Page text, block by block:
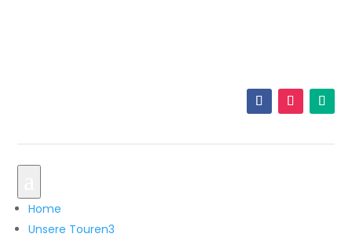
Home
Unsere Touren3